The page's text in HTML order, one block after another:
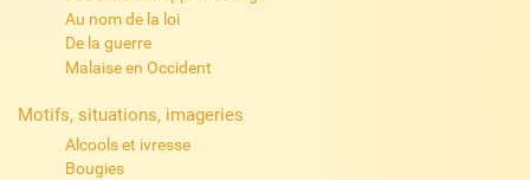
Au nom de la loi
De la guerre
Malaise en Occident
Motifs, situations, imageries
Alcools et ivresse
Bougies